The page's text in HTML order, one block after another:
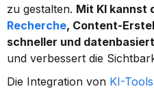
zu gestalten. Mit KI kannst
Recherche, Content-
schneller und
und verbessert die
Die Integration von KI-Tools